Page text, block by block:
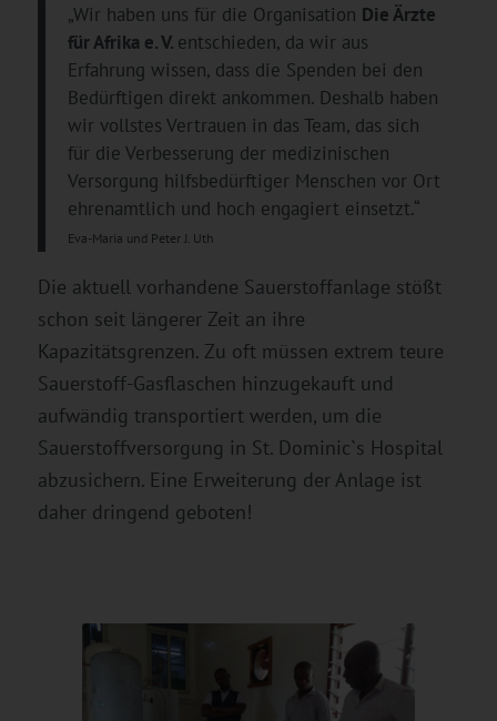
„Wir haben uns für die Organisation Die Ärzte
für Afrika e. V. entschieden, da wir aus
Erfahrung wissen, dass die Spenden bei den
Bedürftigen direkt ankommen. Deshalb haben
wir vollstes Vertrauen in das Team, das sich
für die Verbesserung der medizinischen
Versorgung hilfsbedürftiger Menschen vor Ort
ehrenamtlich und hoch engagiert einsetzt.“
Eva-Maria und Peter J. Uth
Die aktuell vorhandene Sauerstoffanlage stößt
schon seit längerer Zeit an ihre
Kapazitätsgrenzen. Zu oft müssen extrem teure
Sauerstoff-Gasflaschen hinzugekauft und
aufwändig transportiert werden, um die
Sauerstoffversorgung in St. Dominic`s Hospital
abzusichern. Eine Erweiterung der Anlage ist
daher dringend geboten!